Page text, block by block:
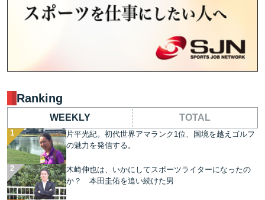
Ranking
WEEKLY TOTAL
片平光紀。初代世界アマランク1位、国境を越えゴルフ
の魅力を発信する。
木崎伸也は、いかにしてスポーツライターになったの
か？ 本田圭佑を追い続けた男